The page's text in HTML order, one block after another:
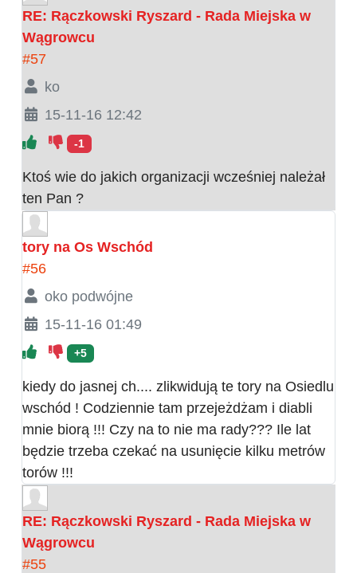
RE: Rączkowski Ryszard - Rada Miejska w
Wągrowcu
#57
ko
15-11-16 12:42
-1
Ktoś wie do jakich organizacji wcześniej należał
ten Pan ?
tory na Os Wschód
#56
oko podwójne
15-11-16 01:49
+5
kiedy do jasnej ch.... zlikwidują te tory na Osiedlu
wschód ! Codziennie tam przejeżdżam i diabli
mnie biorą !!! Czy na to nie ma rady??? Ile lat
będzie trzeba czekać na usunięcie kilku metrów
torów !!!
RE: Rączkowski Ryszard - Rada Miejska w
Wągrowcu
#55